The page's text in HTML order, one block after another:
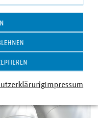
und technischen
Impressum